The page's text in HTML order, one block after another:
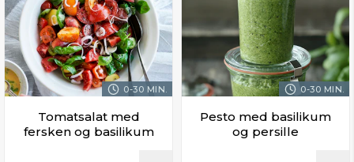
0-30 MIN.
Tomatsalat med
fersken og basilikum
0-30 MIN.
Pesto med basilikum
og persille